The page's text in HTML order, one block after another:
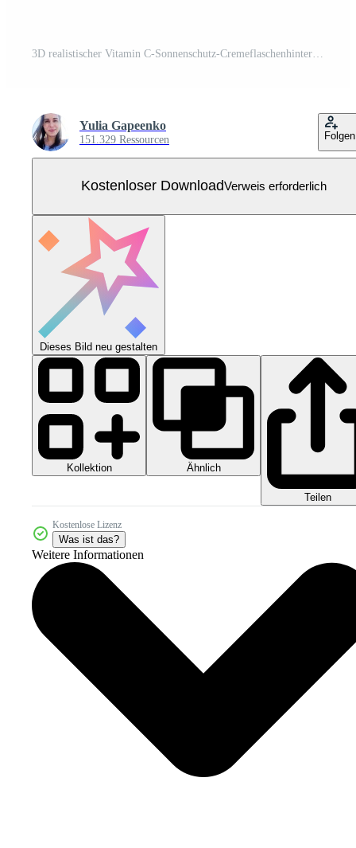
Yulia Gapeenko
151.329 Ressourcen Folgen
Kostenloser DownloadVerweis erforderlich
Dieses Bild neu gestalten
Kollektion Ähnlich
Teilen
Kostenlose Lizenz
Was ist das?
Weitere Informationen